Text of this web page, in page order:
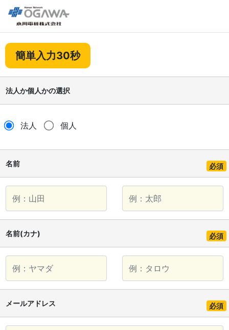
簡単入力30秒
法人か個人かの選択
法人 個人
名前 必須
名前(カナ) 必須
メールアドレス 必須